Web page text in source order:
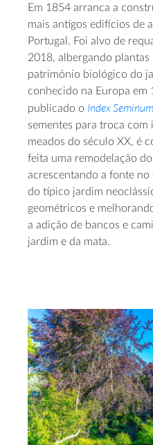
Em 1854 arranca a
mais antigos edifícios de
Portugal. Foi alvo de
2018, albergando
património biológico do
conhecido na Europa em
publicado o Index Seminum
sementes para troca com
meados do século XX, é
feita uma remodelação
acrescentando a fonte
do típico jardim
geométricos e
a adição de bancos e
jardim e da mata.